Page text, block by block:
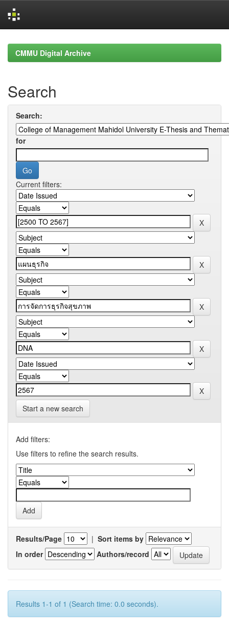
navigationCMMU Digital Archive
Search
Search:
for
Current filters:
Start a new search
Add filters:
Use filters to refine the search results.
Results/Page | Sort items by
In order
Authors/record
Results 1-1 of 1 (Search time: 0.0 seconds).